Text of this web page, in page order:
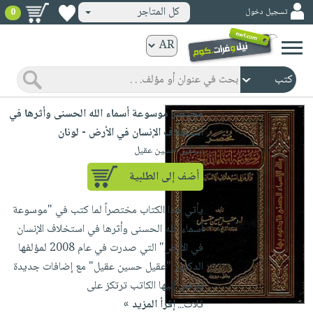
ورقية
المواضيع
صدر
حديثاً
الأكثر
مبيعاً
جوائز
شحن
مخفض
عروض
خاصة
صفحات
مشوقة
كتب
الكترونية
الصفحة
الرئيسية
صدر
حديثاً
الأكثر
مبيعاً
كتب
مجانية
صوتية
الصفحة
الرئيسية
masmu3
بلا
حدود
أطفال
وناشئة
الصفحةوسائل
تسجيل دخول كل المتاجر 0
مختصر موسوعة أسماء الله الحسنى وأثرها في
استخلاف الإنسان في الأرض - لونان
لـ عقيل حسين عقيل
أضف إلى الطلبية
يأتي هذا الكتاب مختصراً لما كتب في "موسوعة
أسماء الله الحسنى وأثرها في استخلاف الإنسان
في الأرض" التي صدرت في عام 2008 لمؤلفها
الدكتور "عقيل حسين عقيل" مع إضافات جديدة
توصل إليها الكاتب ترتكز على
ثلاث...إقرأ المزيد »